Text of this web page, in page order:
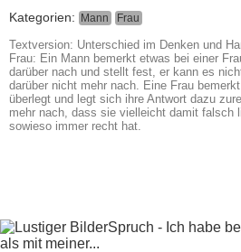
Kategorien: Mann Frau
Textversion: Unterschied im Denken und
Frau: Ein Mann bemerkt etwas bei einer
darüber nach und stellt fest, er kann es
darüber nicht mehr nach. Eine Frau
überlegt und legt sich ihre Antwort dazu
mehr nach, dass sie vielleicht damit falsch
sowieso immer recht hat.